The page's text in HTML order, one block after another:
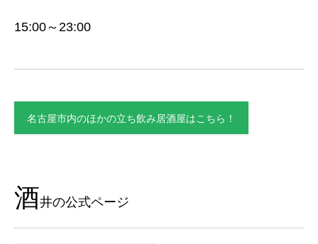
15:00～23:00
名古屋市内のほかの立ち飲み居酒屋はこちら！
酒井の公式ページ